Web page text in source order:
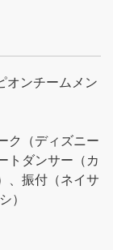
オンチームメン
ク（ディズニー
トダンサー（カ
、振付（ネイサ
）